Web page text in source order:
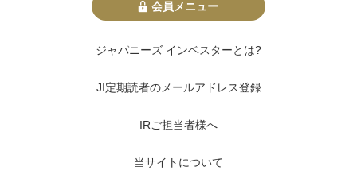
会員メニュー
ジャパニーズ インベスターとは?
JI定期読者のメールアドレス登録
IRご担当者様へ
当サイトについて